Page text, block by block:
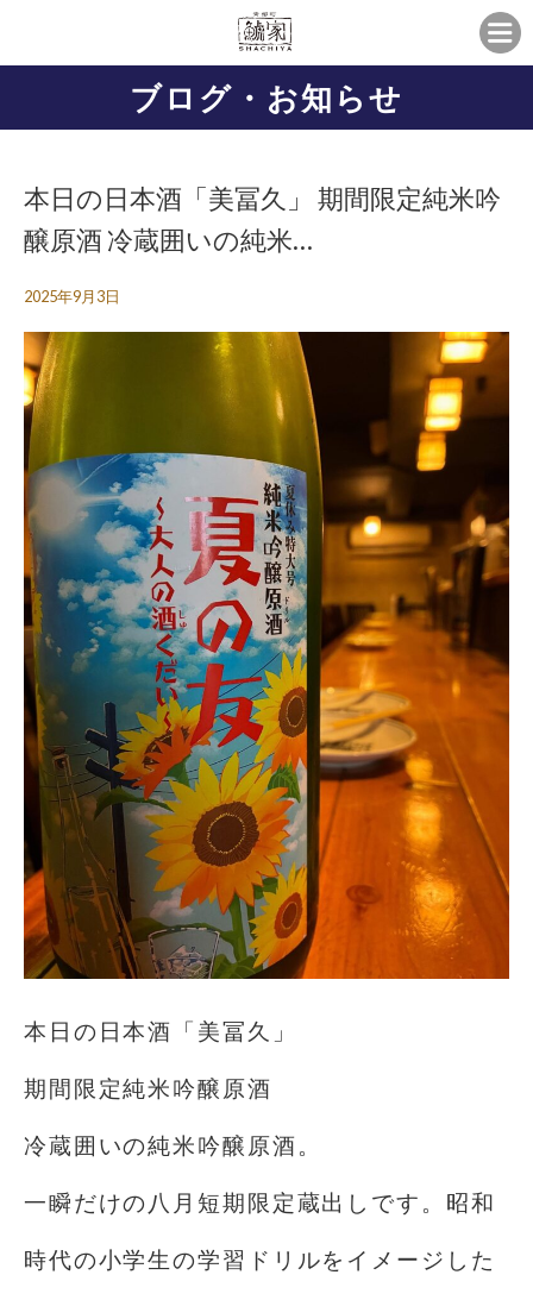
ブログ・お知らせ
本日の日本酒「美冨久」 期間限定純米吟
醸原酒 冷蔵囲いの純米…
2025年9月3日
本日の日本酒「美冨久」
期間限定純米吟醸原酒
冷蔵囲いの純米吟醸原酒。
一瞬だけの八月短期限定蔵出しです。昭和
時代の小学生の学習ドリルをイメージした